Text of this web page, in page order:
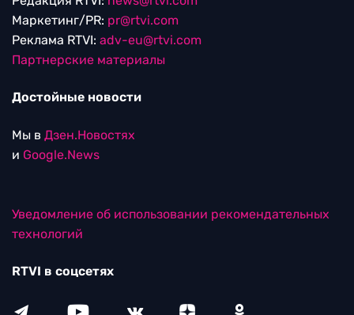
Маркетинг/PR: pr@rtvi.com
Реклама RTVI: adv-eu@rtvi.com
Партнерские материалы
Достойные новости
Мы в Дзен.Новостях
и Google.News
Уведомление об использовании рекомендательных
технологий
RTVI в соцсетях